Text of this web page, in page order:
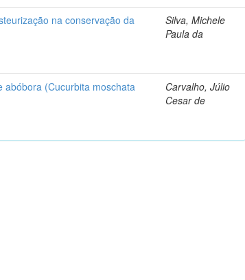
na conservação da
Silva, Michele
Paula da
abóbora (Cucurbita moschata
Carvalho, Júlio
Cesar de